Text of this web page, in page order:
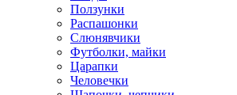
Ползунки
Распашонки
Слюнявчики
Футболки, майки
Царапки
Человечки